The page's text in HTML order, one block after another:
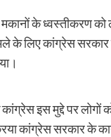
के ध्वस्तीकरण को
के लिए कांग्रेस सरकार
इस मुद्दे पर लोगों
कांग्रेस सरकार के